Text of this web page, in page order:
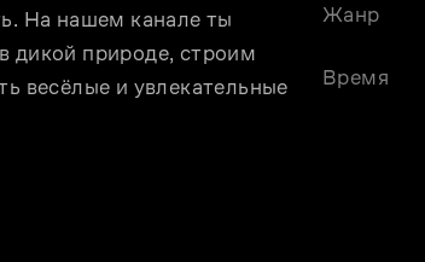
На нашем канале ты
дикой природе, строим
весёлые и увлекательные
Жанр
Время